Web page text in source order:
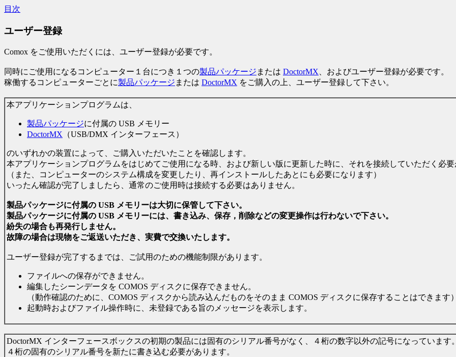
目次
ユーザー登録
Comox をご使用いただくには、ユーザー登録が必要です。
同時にご使用になるコンピューター１台につき１つの製品パッケージ または DoctorMX、およびユーザー登録が必要です。
稼働するコンピューターごとに製品パッケージ または DoctorMX をご購入の上、ユーザー登録して下さい。
本アプリケーションプログラムは、
製品パッケージに付属の USB メモリー
DoctorMX （USB/DMX インターフェース）
のいずれかの装置によって、ご購入いただいたことを確認します。
本アプリケーションプログラムをはじめてご使用になる時、および新しい版に更新した時に、それを接続していただく必
（また、コンピューターのシステム構成を変更したり、再インストールしたあとにも必要になります）
いったん確認が完了しましたら、通常のご使用時は接続する必要はありません。
製品パッケージに付属の USB メモリーは大切に保管して下さい。
製品パッケージに付属の USB メモリーには、書き込み、保存，削除などの変更操作は行わないで下さい。
紛失の場合も再発行しません。
故障の場合は現物をご返送いただき、実費で交換いたします。
ユーザー登録が完了するまでは、ご試用のための機能制限があります。
ファイルへの保存ができません。
編集したシーンデータを COMOS ディスクに保存できません。
（動作確認のために、COMOS ディスクから読み込んだものをそのまま COMOS ディスクに保存することはできます
起動時およびファイル操作時に、未登録である旨のメッセージを表示します。
DoctorMX インターフェースボックスの初期の製品には固有のシリアル番号がなく、４桁の数字以外の記号になっています
４桁の固有のシリアル番号を新たに書き込む必要があります。